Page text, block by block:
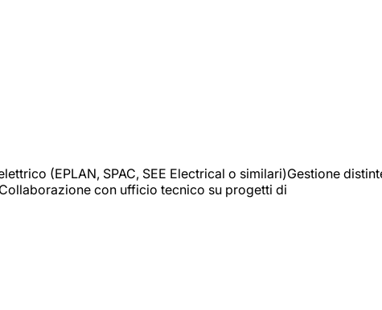
(EPLAN, SPAC, SEE Electrical o similari)Gestione
con ufficio tecnico su progetti di